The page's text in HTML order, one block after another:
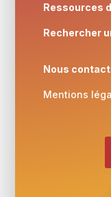
Ressources
Rechercher
Nous
Mentions